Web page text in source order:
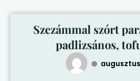
Szezámmal szórt
padlizsános,
augusztus